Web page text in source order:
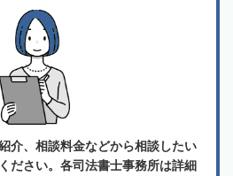
介、相談料金などから相談したい
ださい。各司法書士事務所は詳細